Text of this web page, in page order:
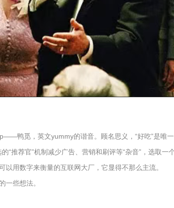
鸭觅，英文yummy的谐音。顾名思义，“好吃”是唯一
“推荐官”机制减少广告、营销和刷评等“杂音”，选取
用数字来衡量的互联网大厂，它显得不那么主流。
一些想法。